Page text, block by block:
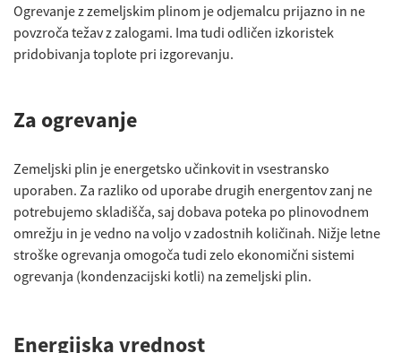
Ogrevanje z zemeljskim plinom je odjemalcu prijazno in ne
povzroča težav z zalogami. Ima tudi odličen izkoristek
pridobivanja toplote pri izgorevanju.
Za ogrevanje
Zemeljski plin je energetsko učinkovit in vsestransko
uporaben. Za razliko od uporabe drugih energentov zanj ne
potrebujemo skladišča, saj dobava poteka po plinovodnem
omrežju in je vedno na voljo v zadostnih količinah. Nižje letne
stroške ogrevanja omogoča tudi zelo ekonomični sistemi
ogrevanja (kondenzacijski kotli) na zemeljski plin.
Energijska vrednost